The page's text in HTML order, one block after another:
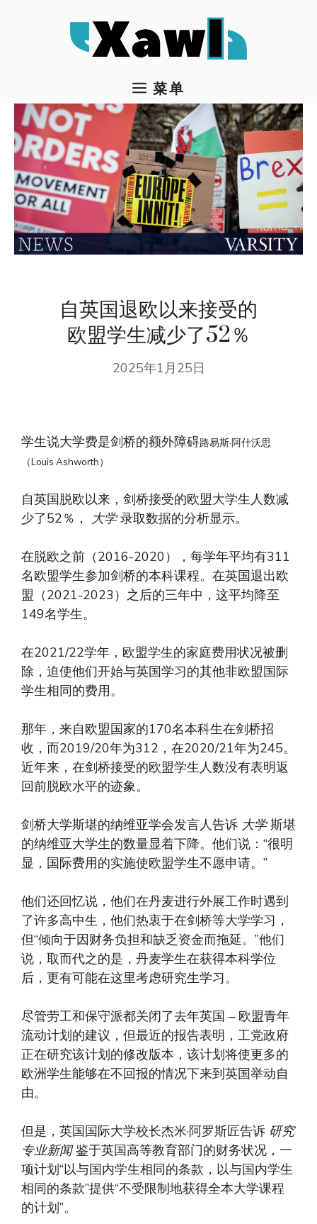
菜单
自英国退欧以来接受的
欧盟学生减少了52％
2025年1月25日
学生说大学费是剑桥的额外障碍路易斯·阿什沃思
（Louis Ashworth）
自英国脱欧以来，剑桥接受的欧​​盟大学生人数减
少了52％， 大学录取数据的分析显示。
在脱欧之前（2016-2020），每学年平均有311
名欧盟学生参加剑桥的本科课程。在英国退出欧
盟（2021-2023）之后的三年中，这平均降至
149名学生。
在2021/22学年，欧盟学生的家庭费用状况被删
除，迫使他们开始与英国学习的其他非欧盟国际
学生相同的费用。
那年，来自欧盟国家的170名本科生在剑桥招
收，而2019/20年为312，在2020/21年为245。
近年来，在剑桥接受的欧​​盟学生人数没有表明返
回前脱欧水平的迹象。
剑桥大学斯堪的纳维亚学会发言人告诉 大学斯堪
的纳维亚大学生的数量显着下降。他们说：“很明
显，国际费用的实施使欧盟学生不愿申请。”
他们还回忆说，他们在丹麦进行外展工作时遇到
了许多高中生，他们热衷于在剑桥等大学学习，
但“倾向于因财务负担和缺乏资金而拖延。”他们
说，取而代之的是，丹麦学生在获得本科学位
后，更有可能在这里考虑研究生学习。
尽管劳工和保守派都关闭了去年英国 – 欧盟青年
流动计划的建议，但最近的报告表明，工党政府
正在研究该计划的修改版本，该计划将使更多的
欧洲学生能够在不回报的情况下来到英国举动自
由。
但是，英国国际大学校长杰米·阿罗斯匠告诉 研究
专业新闻鉴于英国高等教育部门的财务状况，一
项计划“以与国内学生相同的条款，以与国内学生
相同的条款”提供“不受限制地获得全本大学课程
的计划”。